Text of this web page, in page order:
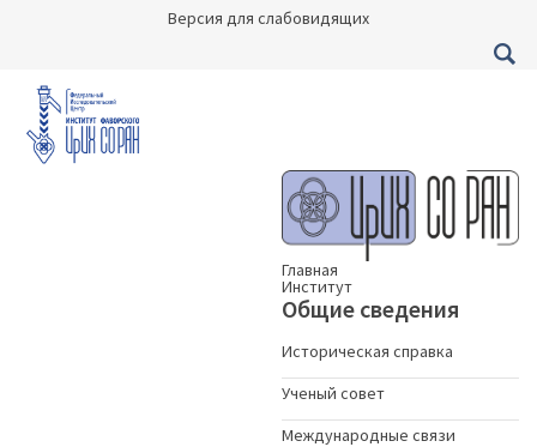
Версия для слабовидящих
Главная
Институт
Общие сведения
Историческая справка
Ученый совет
Международные связи